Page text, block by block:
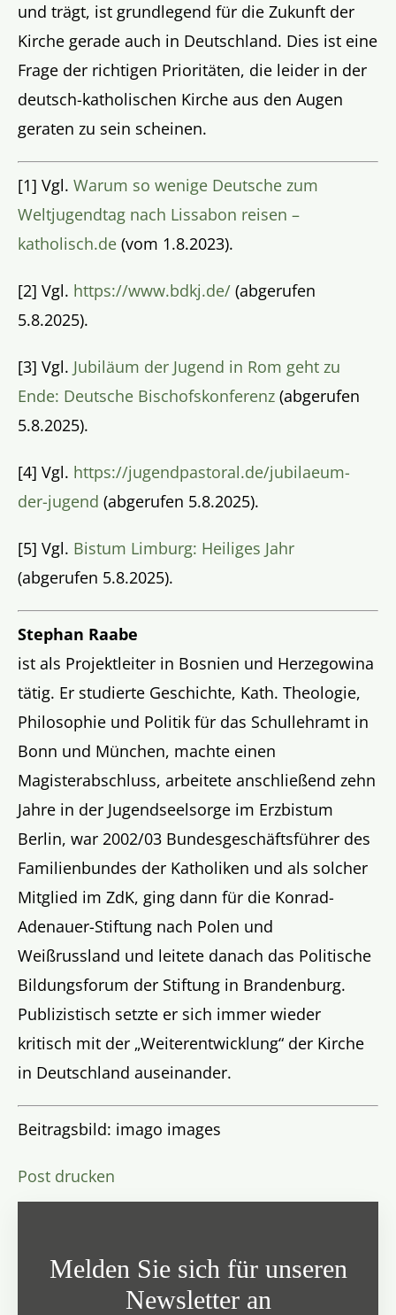
und trägt, ist grundlegend für die Zukunft der
Kirche gerade auch in Deutschland. Dies ist eine
Frage der richtigen Prioritäten, die leider in der
deutsch-katholischen Kirche aus den Augen
geraten zu sein scheinen.
[1] Vgl. Warum so wenige Deutsche zum
Weltjugendtag nach Lissabon reisen –
katholisch.de (vom 1.8.2023).
[2] Vgl. https://www.bdkj.de/ (abgerufen
5.8.2025).
[3] Vgl. Jubiläum der Jugend in Rom geht zu
Ende: Deutsche Bischofskonferenz (abgerufen
5.8.2025).
[4] Vgl. https://jugendpastoral.de/jubilaeum-
der-jugend (abgerufen 5.8.2025).
[5] Vgl. Bistum Limburg: Heiliges Jahr
(abgerufen 5.8.2025).
Stephan Raabe
ist als Projektleiter in Bosnien und Herzegowina
tätig. Er studierte Geschichte, Kath. Theologie,
Philosophie und Politik für das Schullehramt in
Bonn und München, machte einen
Magisterabschluss, arbeitete anschließend zehn
Jahre in der Jugendseelsorge im Erzbistum
Berlin, war 2002/03 Bundesgeschäftsführer des
Familienbundes der Katholiken und als solcher
Mitglied im ZdK, ging dann für die Konrad-
Adenauer-Stiftung nach Polen und
Weißrussland und leitete danach das Politische
Bildungsforum der Stiftung in Brandenburg.
Publizistisch setzte er sich immer wieder
kritisch mit der „Weiterentwicklung“ der Kirche
in Deutschland auseinander.
Beitragsbild: imago images
Post drucken
Melden Sie sich für unseren
Newsletter an